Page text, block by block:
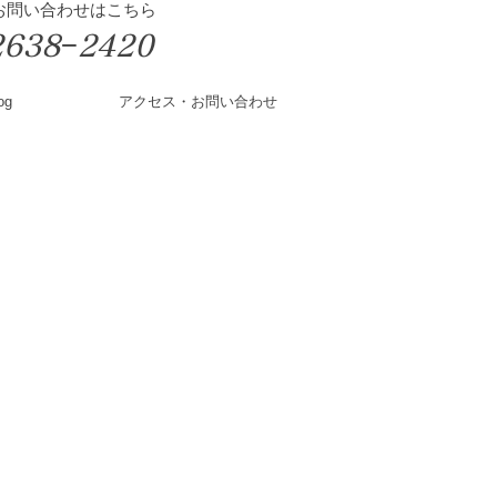
い合わせはこちら
アクセス・お問い合わせ